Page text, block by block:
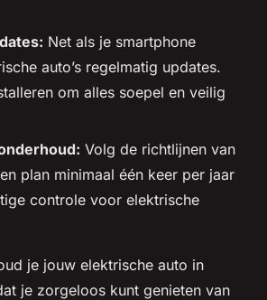
Net als je smartphone
auto’s regelmatig updates.
om alles soepel en veilig
Volg de richtlijnen van
plan minimaal één keer per jaar
controle voor elektrische
je jouw elektrische auto in
je zorgeloos kunt genieten van